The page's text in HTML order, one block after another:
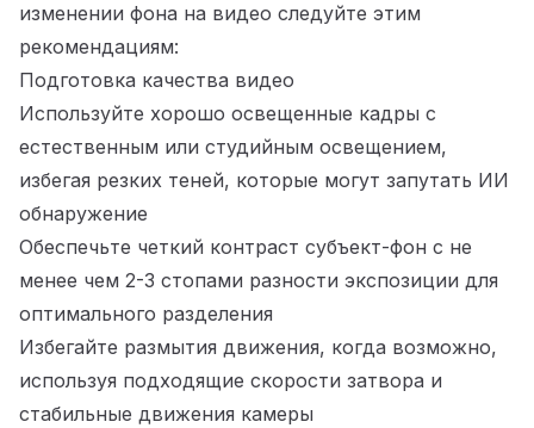
изменении фона на видео следуйте этим
рекомендациям:
Подготовка качества видео
Используйте хорошо освещенные кадры с
естественным или студийным освещением,
избегая резких теней, которые могут запутать ИИ
обнаружение
Обеспечьте четкий контраст субъект-фон с не
менее чем 2-3 стопами разности экспозиции для
оптимального разделения
Избегайте размытия движения, когда возможно,
используя подходящие скорости затвора и
стабильные движения камеры